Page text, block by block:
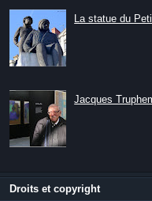
La statue du
Jacques
Droits et copyright